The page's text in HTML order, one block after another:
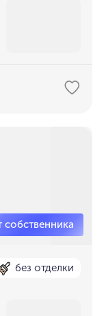
без отделки